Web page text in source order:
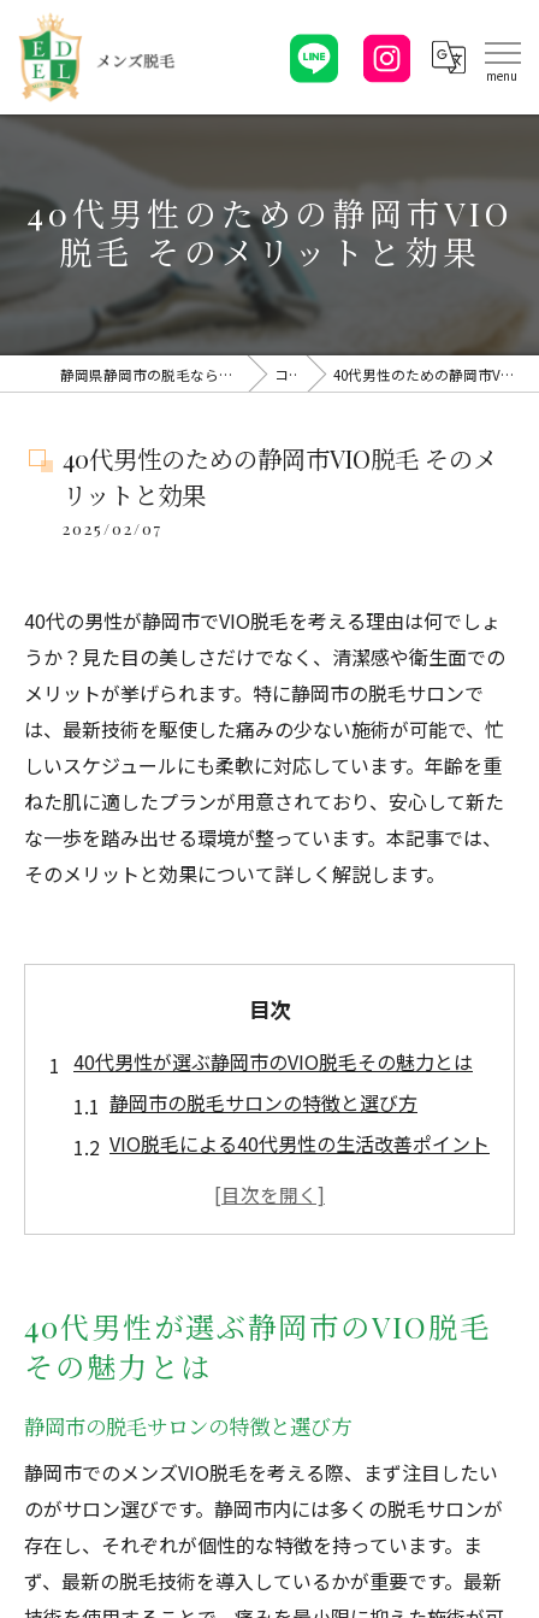
40代男性のための静岡市VIO
脱毛 そのメリットと効果
静岡県静岡市の脱毛ならメンズ脱毛・EDELエーデル コラム 40代男性のための静岡市VIO脱毛 そのメリットと効果
40代男性のための静岡市VIO脱毛 そのメ
リットと効果
2025/02/07
40代の男性が静岡市でVIO脱毛を考える理由は何でしょ
うか？見た目の美しさだけでなく、清潔感や衛生面での
メリットが挙げられます。特に静岡市の脱毛サロンで
は、最新技術を駆使した痛みの少ない施術が可能で、忙
しいスケジュールにも柔軟に対応しています。年齢を重
ねた肌に適したプランが用意されており、安心して新た
な一歩を踏み出せる環境が整っています。本記事では、
そのメリットと効果について詳しく解説します。
目次
40代男性が選ぶ静岡市のVIO脱毛その魅力とは
静岡市の脱毛サロンの特徴と選び方
VIO脱毛による40代男性の生活改善ポイント
見た目だけでなく心も軽やかにするVIO脱毛
VIO脱毛が40代男性に与えるポジティブな影
響
静岡市での脱毛が40代男性に与える新たな自信
脱毛がもたらす自信と新たなライフスタイ
ル
静岡市の脱毛サロンで自信を取り戻す方法
40代男性の自信を高めるVIO脱毛の効果
40代男性が選ぶ静岡市のVIO脱毛
その魅力とは
静岡市の脱毛サロンの特徴と選び方
静岡市でのメンズVIO脱毛を考える際、まず注目したい
のがサロン選びです。静岡市内には多くの脱毛サロンが
存在し、それぞれが個性的な特徴を持っています。ま
ず、最新の脱毛技術を導入しているかが重要です。最新